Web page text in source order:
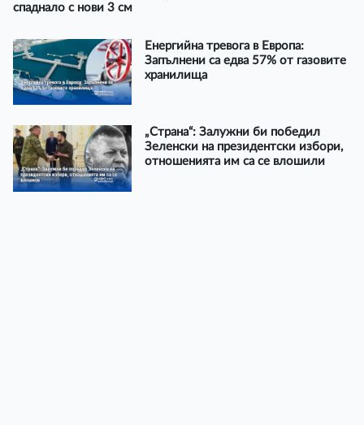
спаднало с нови 3 см
Енергийна тревога в Европа:
Запълнени са едва 57% от газовите
хранилища
„Страна“: Залужни би победил
Зеленски на президентски избори,
отношенията им са се влошили